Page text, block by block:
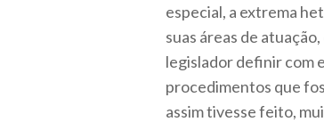
especial, a extrema
suas áreas de
legislador definir com
procedimentos que
assim tivesse feito,